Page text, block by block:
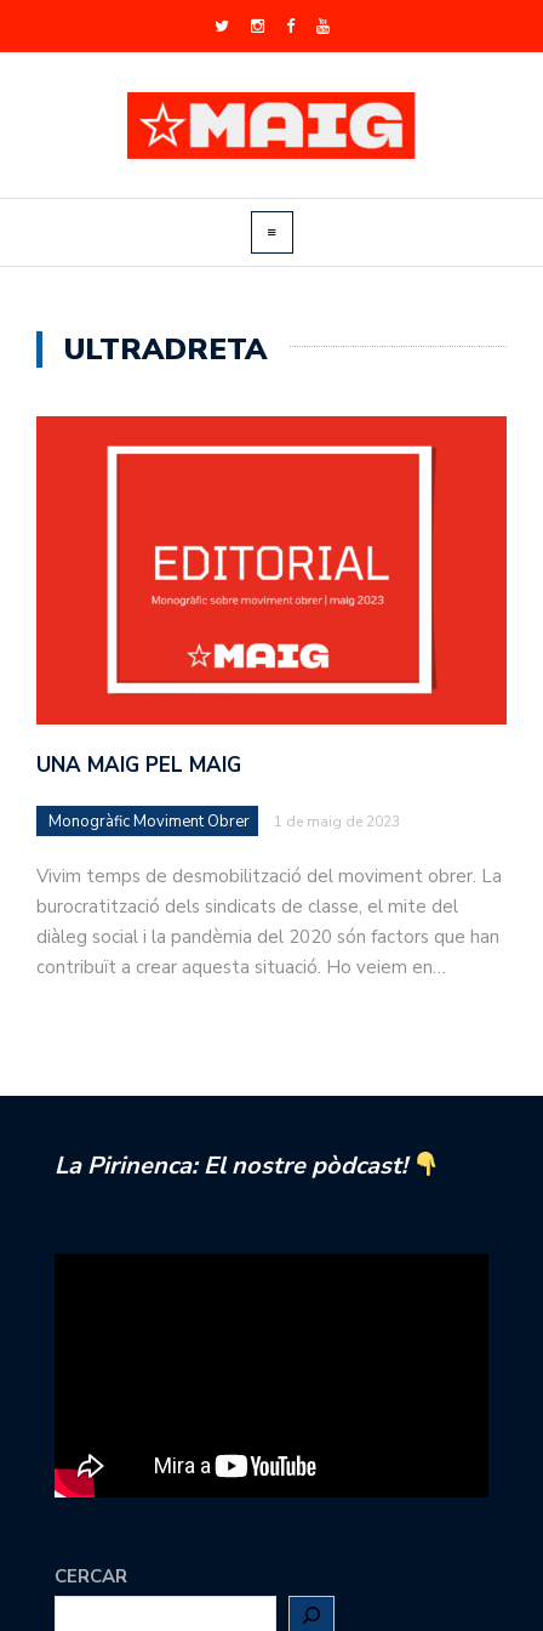
ULTRADRETA
UNA MAIG PEL MAIG
Monogràfic Moviment Obrer 1 de maig de 2023
Vivim temps de desmobilització del moviment obrer. La
burocratització dels sindicats de classe, el mite del
diàleg social i la pandèmia del 2020 són factors que han
contribuït a crear aquesta situació. Ho veiem en…
La Pirinenca: El nostre pòdcast!
CERCAR